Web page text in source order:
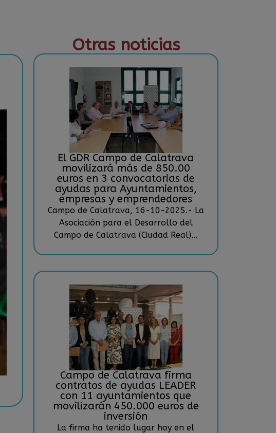
Otras noticias
El GDR Campo de Calatrava
movilizará más de 850.00
euros en 3 convocatorias de
ayudas para Ayuntamientos,
empresas y emprendedores
Campo de Calatrava, 16-10-2025.- La
Asociación para el Desarrollo del
Campo de Calatrava (Ciudad Real)...
Campo de Calatrava firma
contratos de ayudas LEADER
con 11 ayuntamientos que
movilizarán 450.000 euros de
inversión
La firma ha tenido lugar hoy en el